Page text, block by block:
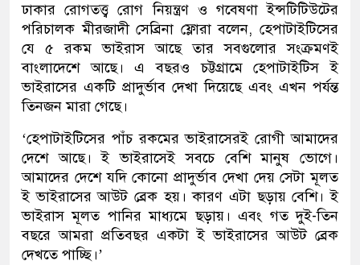
ঢাকার রোগতত্ত্ব রোগ নিয়ন্ত্রণ ও গবেষণা ইন্সটিটিউটের
পরিচালক মীরজাদী সেব্রিনা ফ্লোরা বলেন, হেপাটাইটিসের
যে ৫ রকম ভাইরাস আছে তার সবগুলোর সংক্রমণই
বাংলাদেশে আছে। এ বছরও চট্টগ্রামে হেপাটাইটিস ই
ভাইরাসের একটি প্রাদুর্ভাব দেখা দিয়েছে এবং এখন পর্যন্ত
তিনজন মারা গেছে।
‘হেপাটাইটিসের পাঁচ রকমের ভাইরাসেরই রোগী আমাদের
দেশে আছে। ই ভাইরাসেই সবচে বেশি মানুষ ভোগে।
আমাদের দেশে যদি কোনো প্রাদুর্ভাব দেখা দেয় সেটা মূলত
ই ভাইরাসের আউট ব্রেক হয়। কারণ এটা ছড়ায় বেশি। ই
ভাইরাস মূলত পানির মাধ্যমে ছড়ায়। এবং গত দুই-তিন
বছরে আমরা প্রতিবছর একটা ই ভাইরাসের আউট ব্রেক
দেখতে পাচ্ছি।’